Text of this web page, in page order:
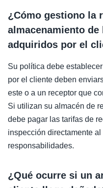
¿Cómo gestiono la
almacenamiento
adquiridos por el
Su política debe
por el cliente deben
este o a un receptor que
Si utilizan su almacén de
debe pagar las tarifas de
inspección directamente
responsabilidades.
¿Qué ocurre si un